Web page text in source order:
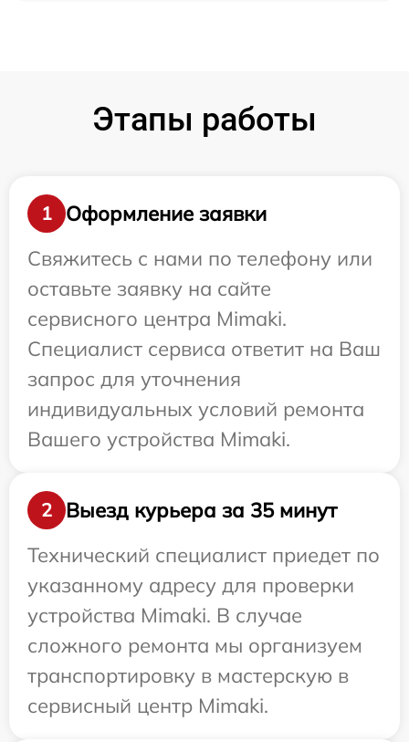
Этапы работы
1
Оформление заявки
Свяжитесь с нами по телефону или
оставьте заявку на сайте
сервисного центра Mimaki.
Специалист сервиса ответит на Ваш
запрос для уточнения
индивидуальных условий ремонта
Вашего устройства Mimaki.
2
Выезд курьера за 35 минут
Технический специалист приедет по
указанному адресу для проверки
устройства Mimaki. В случае
сложного ремонта мы организуем
транспортировку в мастерскую в
сервисный центр Mimaki.